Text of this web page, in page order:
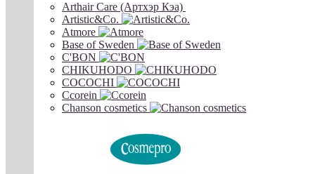
Arthair Care (Артхэр Кэа)
Artistic&Co.
Atmore
Base of Sweden
C'BON
CHIKUHODO
COCOCHI
Ccorein
Chanson cosmetics